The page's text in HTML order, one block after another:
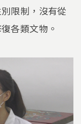
限制，沒有從
各類文物。